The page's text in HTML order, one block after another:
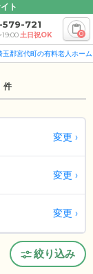
ト
721
19:00土日祝OK 0
玉郡宮代町の有料老人ホー
件
変更
変更
変更
絞り込み